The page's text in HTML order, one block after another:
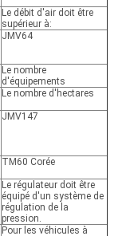
Le débit d'air doit être
supérieur à:
JMV64
Le nombre
d'équipements
Le nombre d'hectares
JMV147
TM60 Corée
Le régulateur doit être
équipé d'un système de
régulation de la
pression.
Pour les véhicules à